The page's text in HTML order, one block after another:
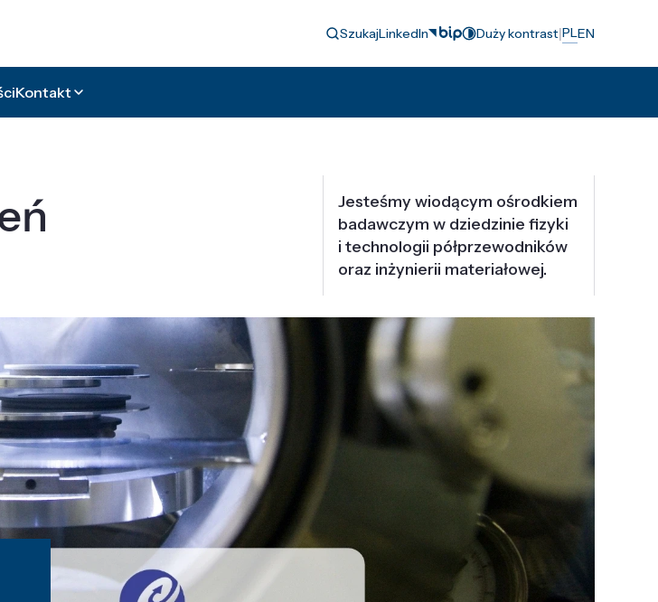
SzukajLinkedIn Duży kontrast|PLEN
Kontakt
Jesteśmy wiodącym ośrodkiem
badawczym w dziedzinie fizyki
i technologii półprzewodników
oraz inżynierii materiałowej.